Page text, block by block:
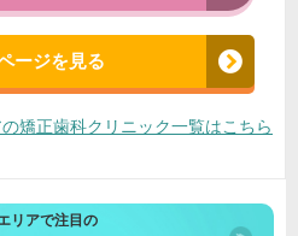
ージを見る
矯正歯科クリニック一覧はこちら
リアで注目の